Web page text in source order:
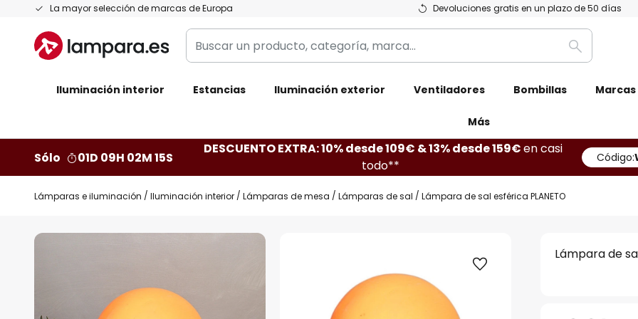
La mayor selección de marcas de Europa Devoluciones gratis en un plazo de 50 días
Ir
contenido
Buscar
un
categoría,
Buscar
Iluminación interior Estancias Iluminación exterior Ventiladores Bombillas Marcas
Más
Sólo 01D 09H 02M 14S
DESCUENTO EXTRA: 10% desde 109€ & 13% desde 159€en casi
todo**
Código:
Lámparas e iluminación Iluminación interior Lámparas de mesa Lámparas de sal Lámpara de sal esférica PLANETO
Saltar
la
Lámpara de